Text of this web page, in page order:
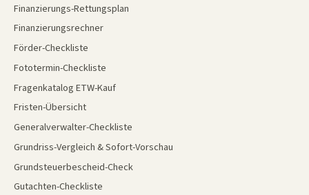
Finanzierungs-Rettungsplan
Finanzierungsrechner
Förder-Checkliste
Fototermin-Checkliste
Fragenkatalog ETW-Kauf
Fristen-Übersicht
Generalverwalter-Checkliste
Grundriss-Vergleich & Sofort-Vorschau
Grundsteuerbescheid-Check
Gutachten-Checkliste